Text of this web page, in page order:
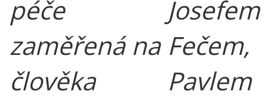
péče
zaměřená na
člověka
Josefem
Fečem,
Pavlem